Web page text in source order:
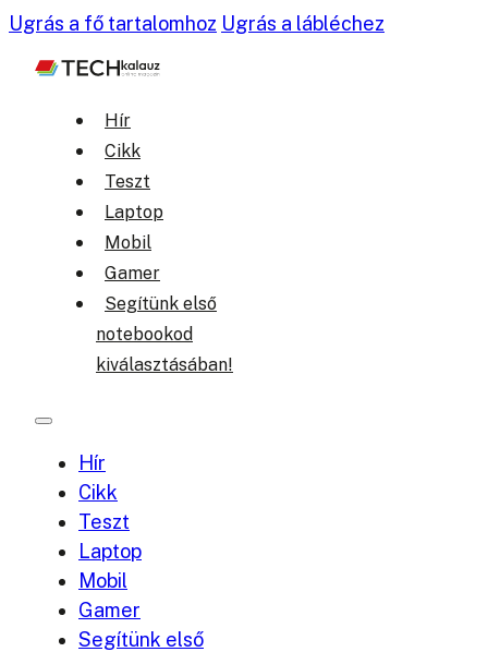
Ugrás a fő tartalomhoz Ugrás a lábléchez
Hír
Cikk
Teszt
Laptop
Mobil
Gamer
Segítünk első
notebookod
kiválasztásában!
Hír
Cikk
Teszt
Laptop
Mobil
Gamer
Segítünk első